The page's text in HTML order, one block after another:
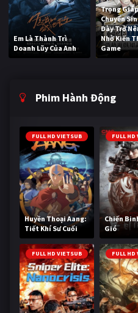
Em Là Thành Trì
Doanh Lũy Của Anh
Trọng
Chuyển
Đày Trở
Nhờ Kiến
Game
Phim Hành Động
FULL HD VIETSUB
Huyền Thoại Aang:
Tiết Khí Sư Cuối
Cùng
FULL HD
Chiến
Gió
FULL HD VIETSUB FULL HD